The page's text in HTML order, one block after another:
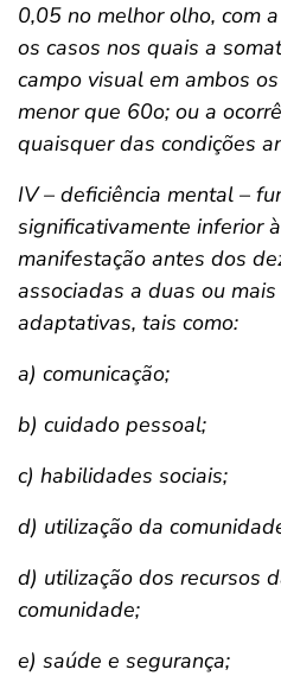
0,05 no melhor olho, com
os casos nos quais a
campo visual em ambos
menor que 60o; ou a
quaisquer das
IV – deficiência mental –
significativamente inferior
manifestação antes dos
associadas a duas ou
adaptativas, tais como:
a) comunicação;
b) cuidado pessoal;
c) habilidades sociais;
d) utilização da
d) utilização dos recursos
comunidade;
e) saúde e segurança;